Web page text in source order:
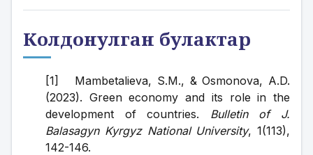
Колдонулган булактар
[1]   Mambetalieva, S.M., & Osmonova, A.D.
(2023). Green economy and its role in the
development of countries. Bulletin of J.
Balasagyn Kyrgyz National University, 1(113),
142-146.